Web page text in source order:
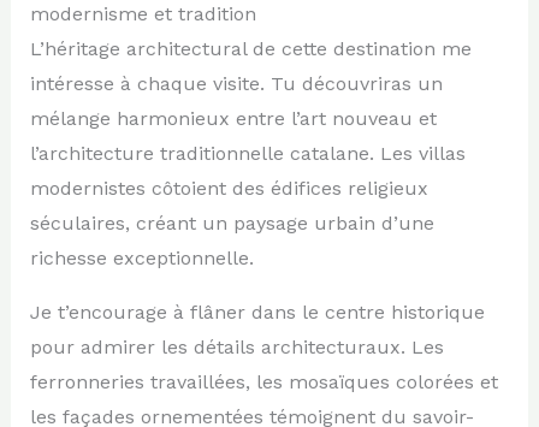
modernisme et tradition
L’héritage architectural de cette destination me
intéresse à chaque visite. Tu découvriras un
mélange harmonieux entre l’art nouveau et
l’architecture traditionnelle catalane. Les villas
modernistes côtoient des édifices religieux
séculaires, créant un paysage urbain d’une
richesse exceptionnelle.
Je t’encourage à flâner dans le centre historique
pour admirer les détails architecturaux. Les
ferronneries travaillées, les mosaïques colorées et
les façades ornementées témoignent du savoir-